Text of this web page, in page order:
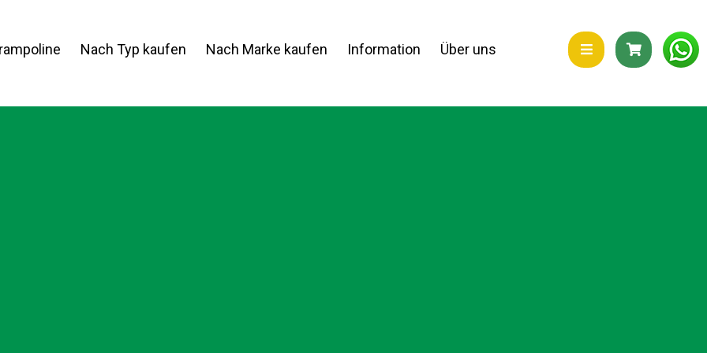
Nach Typ kaufen Nach Marke kaufen Information Über uns